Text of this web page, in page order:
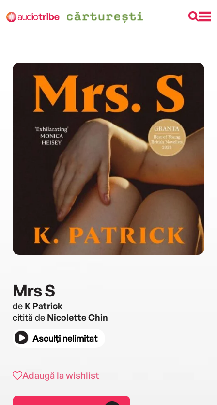
Mrs S
de K Patrick
citită de Nicolette Chin
Asculți nelimitat
Adaugă la wishlist